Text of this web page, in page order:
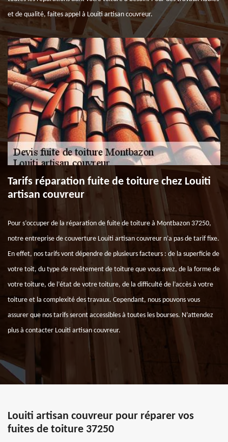
et de qualité, faites appel à Louiti artisan couvreur.
Tarifs réparation fuite de toiture chez Louiti
artisan couvreur
Pour s’occuper de la réparation de fuite de toiture à Montbazon 37250,
notre entreprise de couverture Louiti artisan couvreur n’a pas de tarif fixe.
En effet, nos tarifs vont dépendre de plusieurs facteurs : de la superficie de
votre toit, du type de revêtement de toiture que vous avez, de la forme de
votre toiture, de l’état de votre toiture, de la difficulté de l’accès à votre
toiture et la complexité des travaux. Cependant, nous pouvons vous
assurer que nos tarifs seront accessibles à toutes les bourses. N’attendez
plus à contacter Louiti artisan couvreur.
Louiti artisan couvreur pour réparer vos
fuites de toiture 37250